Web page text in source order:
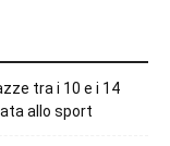
tra i 10 e i 14
allo sport